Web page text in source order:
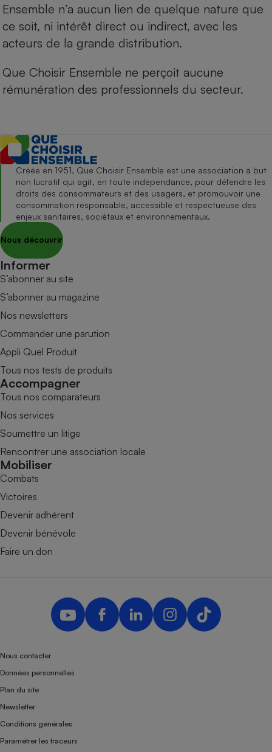
Ensemble n’a aucun lien de quelque nature que
ce soit, ni intérêt direct ou indirect, avec les
acteurs de la grande distribution.
Que Choisir Ensemble ne perçoit aucune
rémunération des professionnels du secteur.
Créée en 1951, Que Choisir Ensemble est une association à but
non lucratif qui agit, en toute indépendance, pour défendre les
droits des consommateurs et des usagers, et promouvoir une
consommation responsable, accessible et respectueuse des
enjeux sanitaires, sociétaux et environnementaux.
Nous découvrir
Informer
S’abonner au site
S’abonner au magazine
Nos newsletters
Commander une parution
Appli Quel Produit
Tous nos tests de produits
Accompagner
Tous nos comparateurs
Nos services
Soumettre un litige
Rencontrer une association locale
Mobiliser
Combats
Victoires
Devenir adhérent
Devenir bénévole
Faire un don
Nous contacter
Données personnelles
Plan du site
Newsletter
Conditions générales
Paramétrer les traceurs